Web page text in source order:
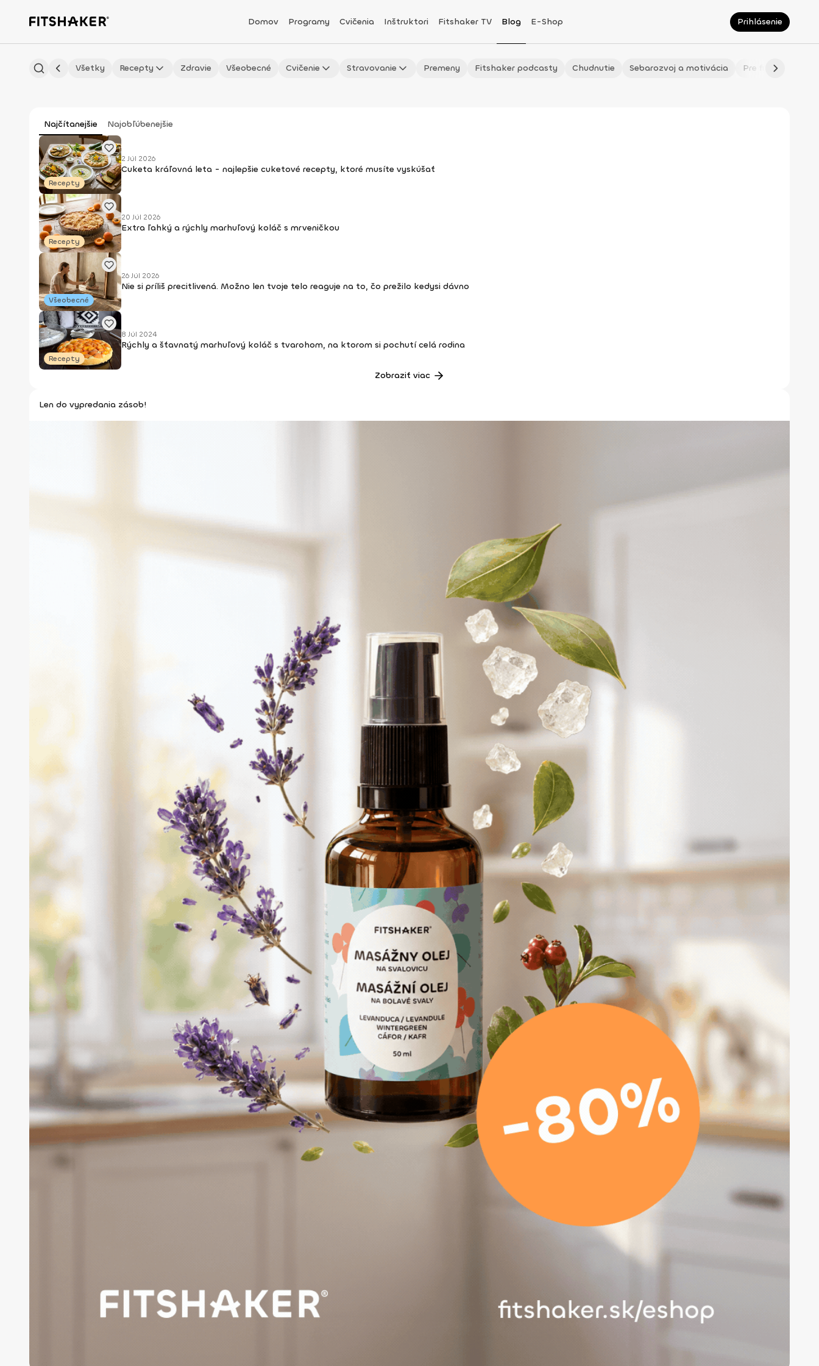
Domov Programy Cvičenia Inštruktori Fitshaker TV Blog E-Shop Prihlásenie
Všetky Recepty Zdravie Všeobecné Cvičenie Stravovanie Premeny Fitshaker podcasty Chudnutie Sebarozvoj a motivácia Pre fitmaminky
Najčítanejšie Najobľúbenejšie
Recepty
2 Júl 2026
Cuketa kráľovná leta - najlepšie cuketové recepty, ktoré musíte vyskúšať
Recepty
20 Júl 2026
Extra ľahký a rýchly marhuľový koláč s mrveničkou
Všeobecné
26 Júl 2026
Nie si príliš precitlivená. Možno len tvoje telo reaguje na to, čo prežilo kedysi dávno
Recepty
8 Júl 2024
Rýchly a šťavnatý marhuľový koláč s tvarohom, na ktorom si pochutí celá rodina
Zobraziť viac
Len do vypredania zásob!